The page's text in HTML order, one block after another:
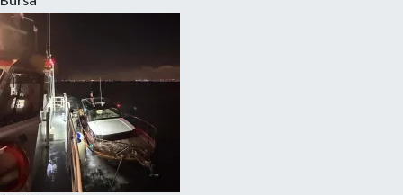
Sağlık
Dünya
Magazin